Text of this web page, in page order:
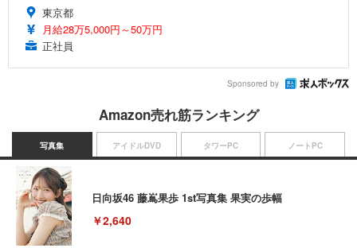
東京都
月給28万5,000円～50万円
正社員
Sponsored by
Amazon売れ筋ランキング
写真集
日向坂46 藤嶌果歩 1st写真集 果実の歩幅
￥2,640
アイドルDVD タワーPC ノートPC